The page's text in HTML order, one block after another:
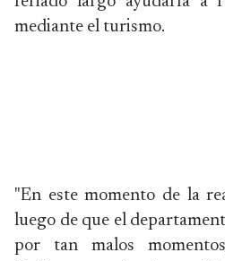
mediante el turismo.
"En este momento de la
luego de que el
por tan malos